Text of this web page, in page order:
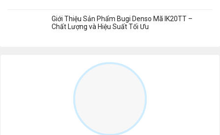
Giới Thiệu Sản Phẩm Bugi Denso Mã IK20TT –
Chất Lượng và Hiệu Suất Tối Ưu